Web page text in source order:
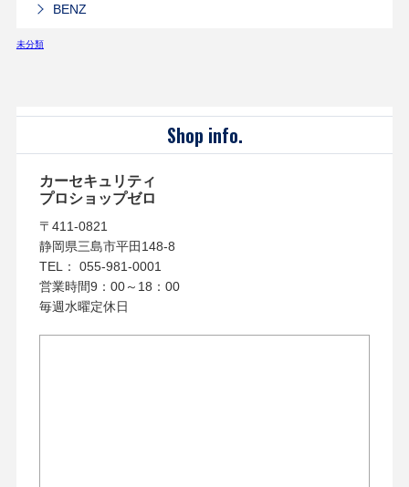
BENZ
未分類
Shop info.
カーセキュリティ
プロショップゼロ
〒411-0821
静岡県三島市平田148-8
TEL： 055-981-0001
営業時間9：00～18：00
毎週水曜定休日